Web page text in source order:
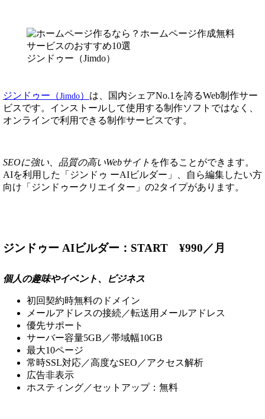
ジンドゥー（Jimdo）
ジンドゥー（Jimdo） は、国内シェアNo.1を誇るWeb制作サー
ビスです。インストールして使用する制作ソフトではなく、
オンラインで利用できる制作サービスです。
SEOに強い、品質の高いWebサイト を作ることができます。
AIを利用した「ジンドゥ ーAIビルダー」、自ら編集したい方
向け「ジンドゥークリエイター」の2タイプがあります。
ジンドゥー AIビルダー：START ¥990／月
個人の趣味やイベント、ビジネス
初回契約時無料のドメイン
メールアドレスの接続／転送用メールアドレス
優先サポート
サーバー容量5GB／帯域幅10GB
最大10ページ
常時SSL対応／高度なSEO／アクセス解析
広告非表示
ホスティング／セットアップ：無料